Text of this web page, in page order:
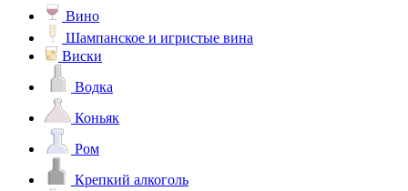
Вино
Шампанское и игристые вина
Виски
Водка
Коньяк
Ром
Крепкий алкоголь